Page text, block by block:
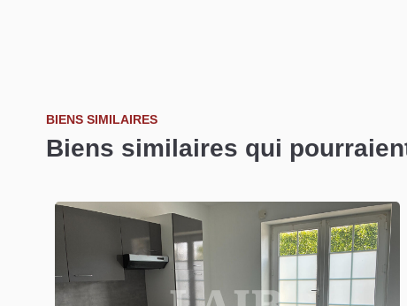
BIENS SIMILAIRES
Biens similaires qui